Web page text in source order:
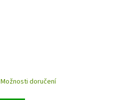
Možnosti doručení